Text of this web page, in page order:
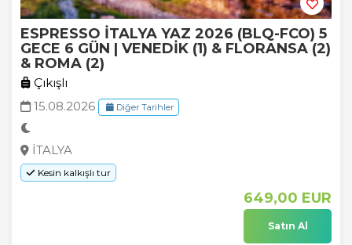
ESPRESSO İTALYA YAZ 2026 (BLQ-FCO) 5
GECE 6 GÜN | VENEDİK (1) & FLORANSA (2)
& ROMA (2)
Çıkışlı
15.08.2026
Diğer Tarihler
İTALYA
Kesin kalkışlı tur
649,00 EUR
Satın Al